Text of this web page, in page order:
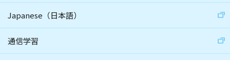
Japanese（日本語）
通信学習